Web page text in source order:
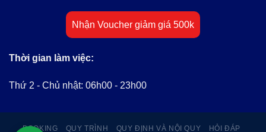
Nhận Voucher giảm giá 500k
Thời gian làm việc:
Thứ 2 - Chủ nhật: 06h00 - 23h00
BOOKING QUY TRÌNH QUY ĐỊNH VÀ NỘI QUY HỎI ĐÁP